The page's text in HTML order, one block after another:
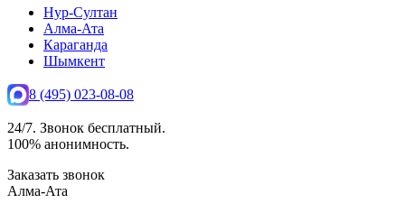
Нур-Султан
Алма-Ата
Караганда
Шымкент
8 (495) 023-08-08
24/7. Звонок бесплатный.
100% анонимность.
Заказать звонок
Алма-Ата